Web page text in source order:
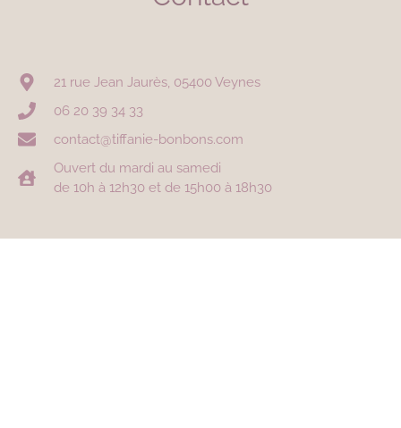
21 rue Jean Jaurès, 05400 Veynes
06 20 39 34 33
contact@tiffanie-bonbons.com
Ouvert du mardi au samedi
de 10h à 12h30 et de 15h00 à 18h30